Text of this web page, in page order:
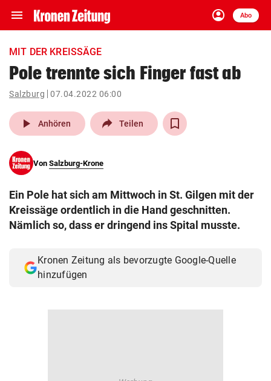
menu Navigation
ein-/ausklappen
account_circle
Anmelden
Abo
close Schließen
account_circle Anmelden
pin_drop
arrow_right
bookmark Merkliste
search
Suchbegriff
eingeben
© Krone Multimedia GmbH & Co KG 2026
MIT DER KREISSÄGE
Pole trennte sich Finger fast ab
Salzburg 07.04.2022 06:00
play_arrow Anhören Teilen
Von Salzburg-Krone
Ein Pole hat sich am Mittwoch in St. Gilgen mit der
Kreissäge ordentlich in die Hand geschnitten.
Nämlich so, dass er dringend ins Spital musste.
Kronen Zeitung als bevorzugte Google-Quelle
hinzufügen